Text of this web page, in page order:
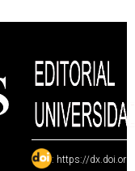
: https://